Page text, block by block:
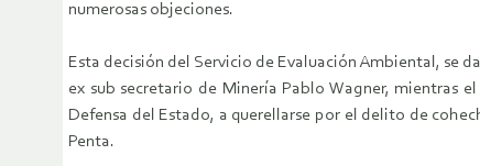
numerosas objeciones.
Esta decisión del Servicio de Evaluación Ambiental, se
ex sub secretario de Minería Pablo Wagner, mientras
Defensa del Estado, a querellarse por el delito de
Penta.